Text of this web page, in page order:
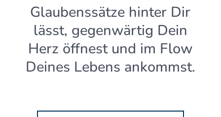
Glaubenssätze hinter Dir
lässt, gegenwärtig Dein
Herz öffnest und im Flow
Deines Lebens ankommst.